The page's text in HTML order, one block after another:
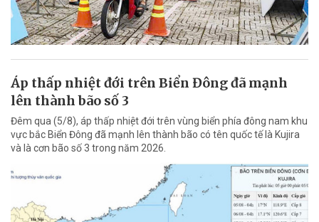
Áp thấp nhiệt đới trên Biển Đông đã mạnh
lên thành bão số 3
Đêm qua (5/8), áp thấp nhiệt đới trên vùng biển phía đông nam khu
vực bắc Biển Đông đã mạnh lên thành bão có tên quốc tế là Kujira
và là cơn bão số 3 trong năm 2026.